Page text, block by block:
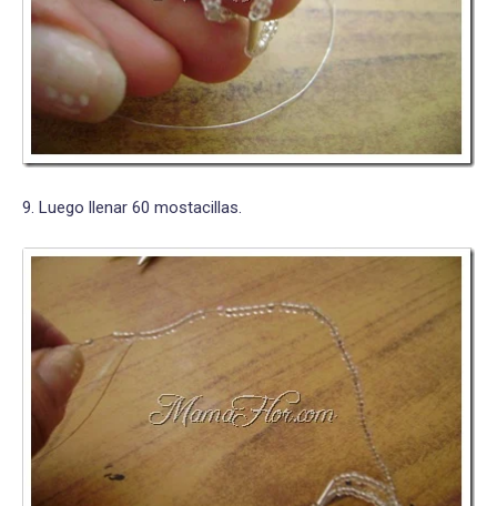
9. Luego llenar 60 mostacillas.